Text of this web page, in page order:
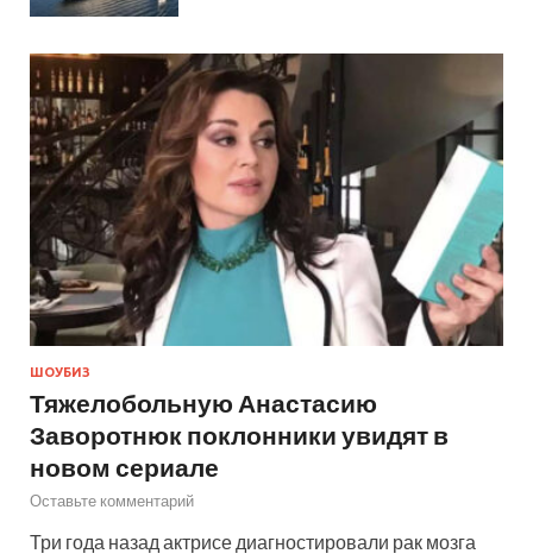
ШОУБИЗ
Тяжелобольную Анастасию
Заворотнюк поклонники увидят в
новом сериале
Оставьте комментарий
Три года назад актрисе диагностировали рак мозга